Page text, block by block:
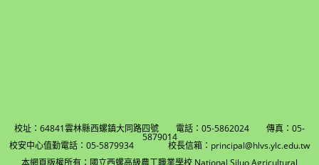
校址：64841雲林縣西螺鎮大同路四號 電話：05-5862024 傳真：05-
5879014
校安中心值勤電話：05-5879934 校長信箱：principal@hlvs.ylc.edu.tw
本網頁版權所有：國立西螺高級農工職業學校 National Siluo Agricultural